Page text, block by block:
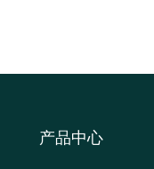
产品中心